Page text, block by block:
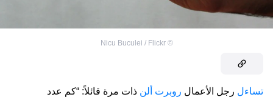
©
Nicu Buculei / Flickr
تساءل رجل الأعمال روبرت ألن ذات مرة قائلاً: “كم عدد